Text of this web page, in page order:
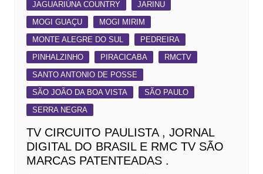
JAGUARIÚNA COUNTRY
JARINU
MOGI GUAÇU
MOGI MIRIM
MONTE ALEGRE DO SUL
PEDREIRA
PINHALZINHO
PIRACICABA
RMCTV
SANTO ANTONIO DE POSSE
SÃO JOÃO DA BOA VISTA
SÃO PAULO
SERRA NEGRA
TV CIRCUITO PAULISTA , JORNAL
DIGITAL DO BRASIL E RMC TV SÃO
MARCAS PATENTEADAS .